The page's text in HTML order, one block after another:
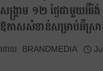
សង្គ្រាម ១២ ថ្ងៃជាមួយអ៊ីរ៉ង់
ឱកាសសំខាន់សម្រាប់អ៊ីស្រ
BRANDMEDIA